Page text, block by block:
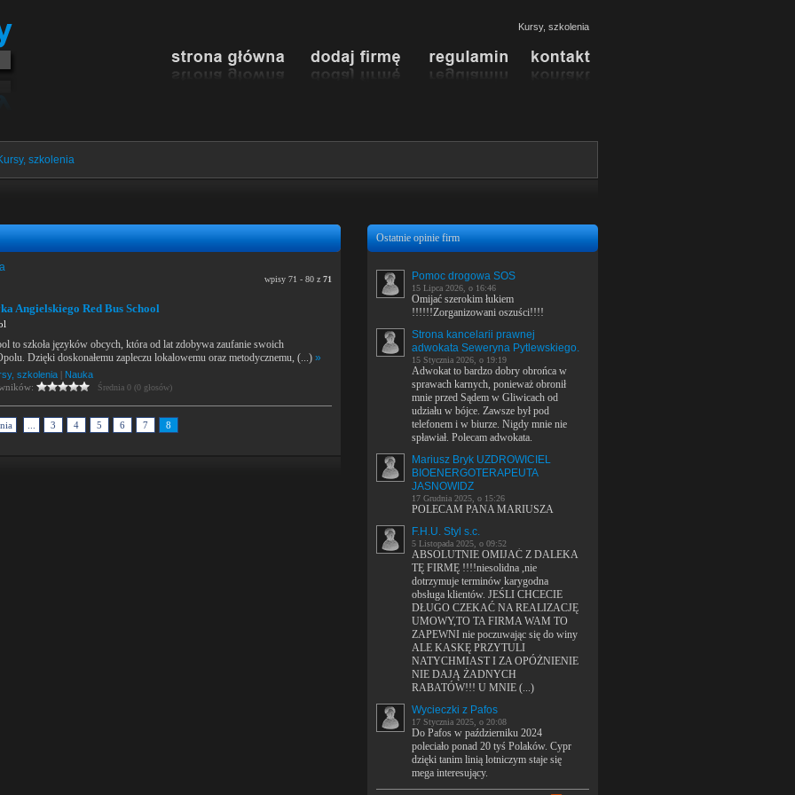
Kursy, szkolenia
szkolenia
wpisy 71 - 80 z 71
Angielskiego Red Bus School
to szkoła języków obcych, która od lat zdobywa zaufanie swoich
Dzięki doskonałemu zapleczu lokalowemu oraz metodycznemu, (...) »
szkolenia | Nauka
Średnia 0 (0 głosów)
3 4 5 6 7 8
Ostatnie opinie firm
Pomoc drogowa SOS
15 Lipca 2026, o 16:46
Omijać szerokim łukiem
!!!!!!Zorganizowani oszuści!!!!
Strona kancelarii prawnej
adwokata Seweryna Pytlewskiego.
15 Stycznia 2026, o 19:19
Adwokat to bardzo dobry obrońca w
sprawach karnych, ponieważ obronił
mnie przed Sądem w Gliwicach od
udziału w bójce. Zawsze był pod
telefonem i w biurze. Nigdy mnie nie
spławiał. Polecam adwokata.
Mariusz Bryk UZDROWICIEL
BIOENERGOTERAPEUTA
JASNOWIDZ
17 Grudnia 2025, o 15:26
POLECAM PANA MARIUSZA
F.H.U. Styl s.c.
5 Listopada 2025, o 09:52
ABSOLUTNIE OMIJAĆ Z DALEKA
TĘ FIRMĘ !!!!niesolidna ,nie
dotrzymuje terminów karygodna
obsługa klientów. JEŚLI CHCECIE
DŁUGO CZEKAĆ NA REALIZACJĘ
UMOWY,TO TA FIRMA WAM TO
ZAPEWNI nie poczuwając się do winy
ALE KASKĘ PRZYTULI
NATYCHMIAST I ZA OPÓŻNIENIE
NIE DAJĄ ŻADNYCH
RABATÓW!!! U MNIE (...)
Wycieczki z Pafos
17 Stycznia 2025, o 20:08
Do Pafos w październiku 2024
poleciało ponad 20 tyś Polaków. Cypr
dzięki tanim linią lotniczym staje się
mega interesujący.